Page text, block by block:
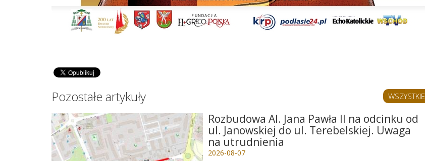
Pozostałe artykuły WSZYSTKIE
Rozbudowa Al. Jana Pawła II na odcinku od
ul. Janowskiej do ul. Terebelskiej. Uwaga
na utrudnienia
2026-08-07